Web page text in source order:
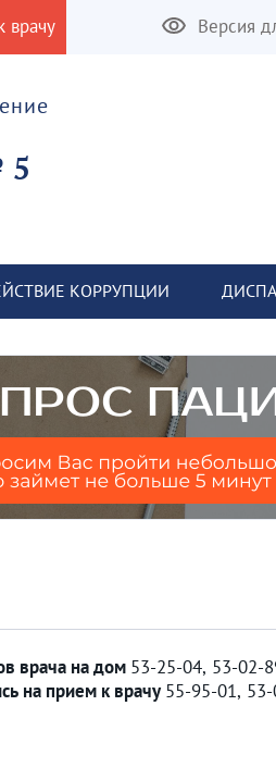
врачу Версия
5
КОРРУПЦИИ
врача на дом 53-25-04, 53-02-
на прием к врачу55-95-01,